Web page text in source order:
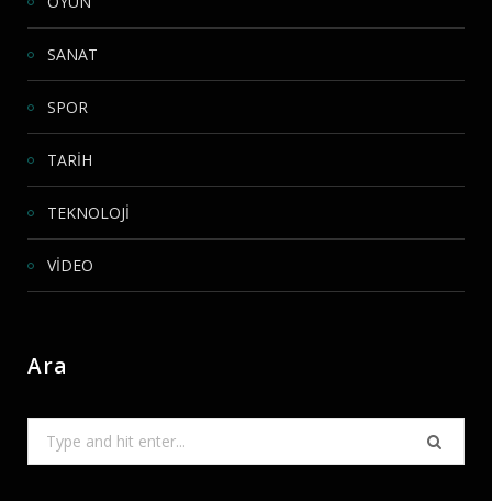
SANAT
SPOR
TARİH
TEKNOLOJİ
VİDEO
Ara
for: